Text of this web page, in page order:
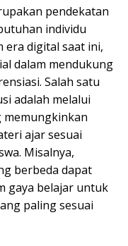
pendekatan
individu
era digital saat ini,
dalam mendukung
Salah satu
adalah melalui
memungkinkan
ajar sesuai
Misalnya,
berbeda dapat
gaya belajar untuk
paling sesuai